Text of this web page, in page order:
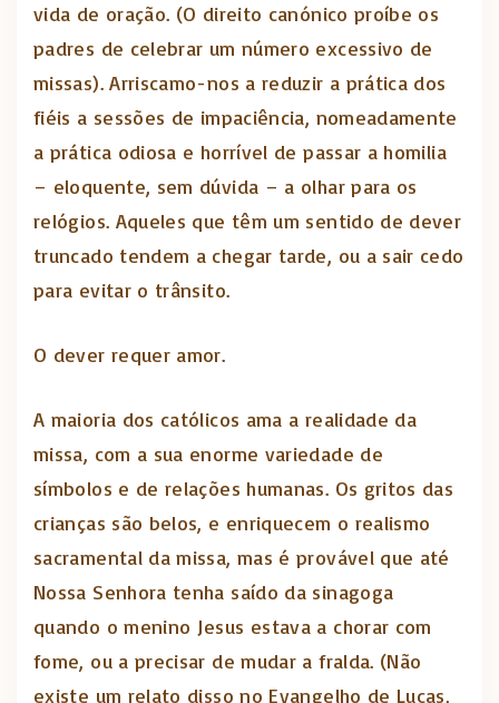
vida de oração. (O direito canónico proíbe os
padres de celebrar um número excessivo de
missas). Arriscamo-nos a reduzir a prática dos
fiéis a sessões de impaciência, nomeadamente
a prática odiosa e horrível de passar a homilia
– eloquente, sem dúvida – a olhar para os
relógios. Aqueles que têm um sentido de dever
truncado tendem a chegar tarde, ou a sair cedo
para evitar o trânsito.
O dever requer amor.
A maioria dos católicos ama a realidade da
missa, com a sua enorme variedade de
símbolos e de relações humanas. Os gritos das
crianças são belos, e enriquecem o realismo
sacramental da missa, mas é provável que até
Nossa Senhora tenha saído da sinagoga
quando o menino Jesus estava a chorar com
fome, ou a precisar de mudar a fralda. (Não
existe um relato disso no Evangelho de Lucas,